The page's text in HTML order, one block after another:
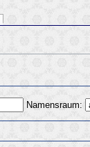
Namensraum: